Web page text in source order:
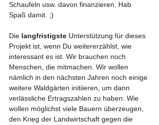
Schaufeln usw. davon finanzieren. Hab
Spaß damit. ;)
Die langfristigste Unterstützung für dieses
Projekt ist, wenn Du weitererzählst, wie
interessant es ist. Wir brauchen noch
Menschen, die mitmachen. Wir wollen
nämlich in den nächsten Jahren noch einige
weitere Waldgärten initiieren, um dann
verlässliche Ertragszahlen zu haben: Wie
wollen möglichst viele Bauern überzeugen,
den Krieg der Landwirtschaft gegen die